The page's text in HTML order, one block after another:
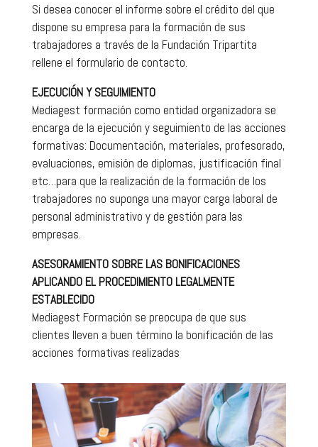
Si desea conocer el informe sobre el crédito del que
dispone su empresa para la formación de sus
trabajadores a través de la Fundación Tripartita
rellene el formulario de contacto.
EJECUCIÓN Y SEGUIMIENTO
Mediagest formación como entidad organizadora se
encarga de la ejecución y seguimiento de las acciones
formativas: Documentación, materiales, profesorado,
evaluaciones, emisión de diplomas, justificación final
etc…para que la realización de la formación de los
trabajadores no suponga una mayor carga laboral de
personal administrativo y de gestión para las
empresas.
ASESORAMIENTO SOBRE LAS BONIFICACIONES
APLICANDO EL PROCEDIMIENTO LEGALMENTE
ESTABLECIDO
Mediagest Formación se preocupa de que sus
clientes lleven a buen término la bonificación de las
acciones formativas realizadas